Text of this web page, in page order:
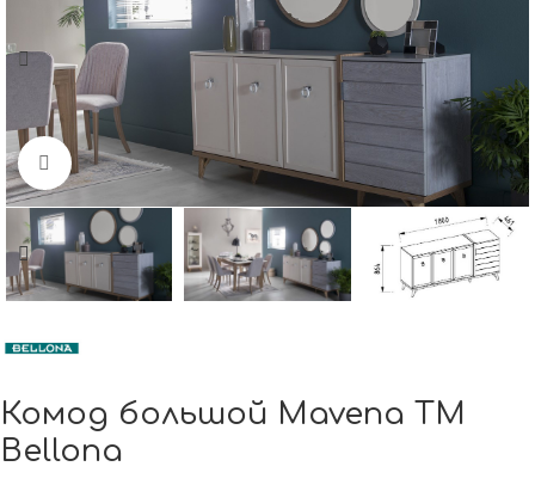
Нажмите, чтобы увеличить
Комод большой Mavena TM
Bellona